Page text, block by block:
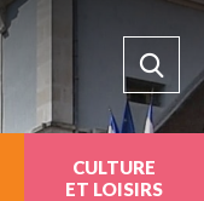
CULTURE
ET LOISIRS